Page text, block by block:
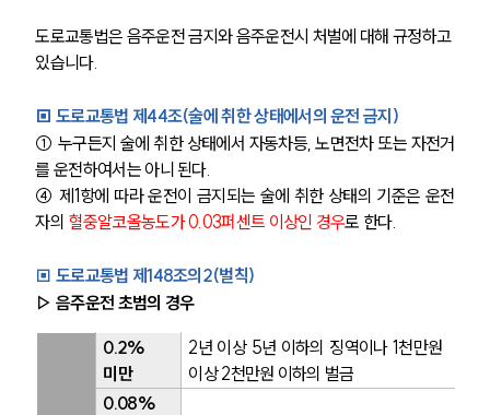
도로교통법은 음주운전 금지와 음주운전시 처벌에 대해 규정하고
있습니다.
▣ 도로교통법 제44조(술에 취한 상태에서의 운전 금지)
① 누구든지 술에 취한 상태에서 자동차등, 노면전차 또는 자전거
를 운전하여서는 아니 된다.
④ 제1항에 따라 운전이 금지되는 술에 취한 상태의 기준은 운전
자의 혈중알코올농도가 0.03퍼센트 이상인 경우로 한다.
▣ 도로교통법 제148조의2(벌칙)
▷ 음주운전 초범의 경우
0.2%
미만
2년 이상 5년 이하의 징역이나 1천만원
이상 2천만원 이하의 벌금
0.08%